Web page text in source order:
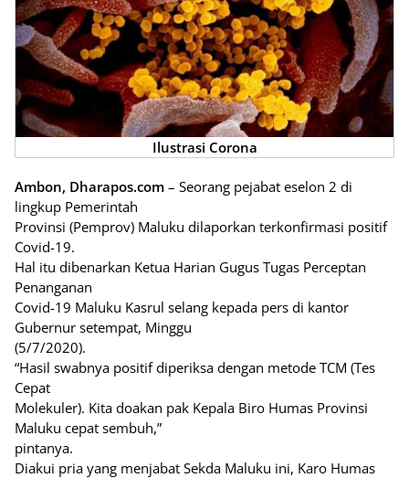
Ilustrasi Corona
Ambon, Dharapos.com – Seorang pejabat eselon 2 di
lingkup Pemerintah
Provinsi (Pemprov) Maluku dilaporkan terkonfirmasi positif
Covid-19.
Hal itu dibenarkan Ketua Harian Gugus Tugas Perceptan
Penanganan
Covid-19 Maluku Kasrul selang kepada pers di kantor
Gubernur setempat, Minggu
(5/7/2020).
“Hasil swabnya positif diperiksa dengan metode TCM (Tes
Cepat
Molekuler). Kita doakan pak Kepala Biro Humas Provinsi
Maluku cepat sembuh,”
pintanya.
Diakui pria yang menjabat Sekda Maluku ini, Karo Humas